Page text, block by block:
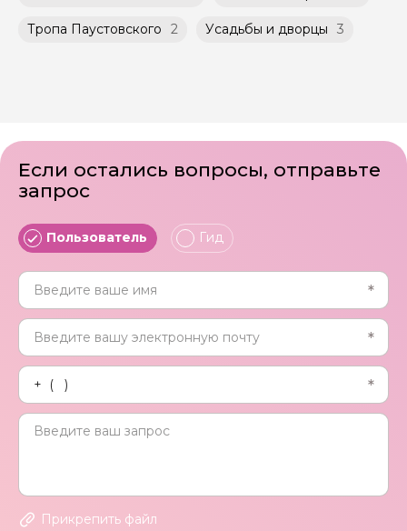
Тропа Паустовского 2 Усадьбы и дворцы 3
Если остались вопросы, отправьте
запрос
Пользователь Гид
Прикрепить файл